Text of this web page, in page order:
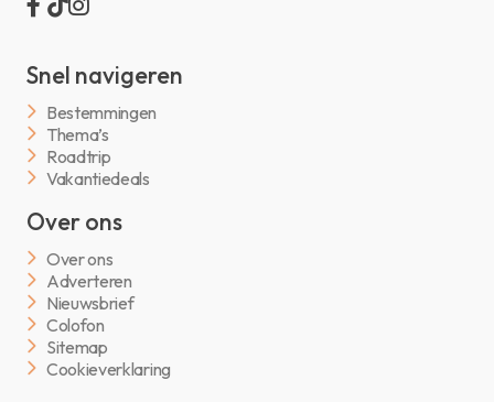
Snel navigeren
Bestemmingen
Thema’s
Roadtrip
Vakantiedeals
Over ons
Over ons
Adverteren
Nieuwsbrief
Colofon
Sitemap
Cookieverklaring